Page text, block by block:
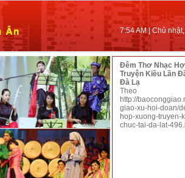
7:54 AM | Chủ
Đêm Thơ Nhạc
Truyện Kiều Lần
Đà Lạ
Theo
http://
giao-xu-hoi-doan/
hop-xuong-truyen-
chuc-tai-da-lat-